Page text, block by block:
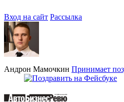
Вход на сайт Рассылка
Андрон Мамочкин Принимает